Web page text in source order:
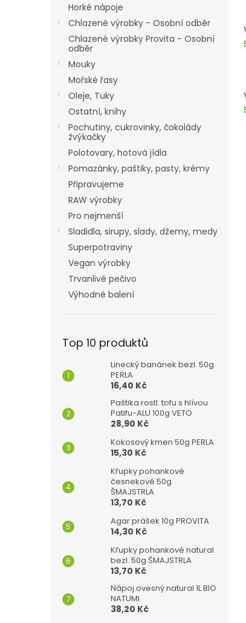
Horké nápoje
Chlazené výrobky - Osobní odběr
Chlazené výrobky Provita - Osobní
odběr
Mouky
Mořské řasy
Oleje, Tuky
Ostatní, knihy
Pochutiny, cukrovinky, čokolády
žvýkačky
Polotovary, hotová jídla
Pomazánky, paštiky, pasty, krémy
Připravujeme
RAW výrobky
Pro nejmenší
Sladidla, sirupy, slady, džemy, medy
Superpotraviny
Vegan výrobky
Trvanlivé pečivo
Výhodné balení
Top 10 produktů
Linecký banánek bezl. 50g
PERLA
16,40 Kč
Paštika rostl. tofu s hlívou
Patifu-ALU 100g VETO
28,90 Kč
Kokosový kmen 50g PERLA
15,30 Kč
Křupky pohankové
česnekové 50g
ŠMAJSTRLA
13,70 Kč
Agar prášek 10g PROVITA
14,30 Kč
Křupky pohankové natural
bezl. 50g ŠMAJSTRLA
13,70 Kč
Nápoj ovesný natural 1L BIO
NATUMI
38,20 Kč